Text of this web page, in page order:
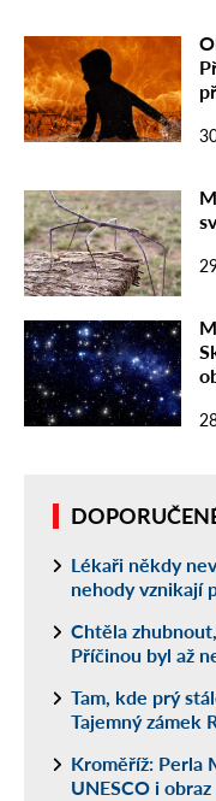
Lékaři někdy
nehody vznikají
Chtěla
Příčinou byl až
Tam, kde prý
Tajemný zámek
Kroměříž: Perla
UNESCO i